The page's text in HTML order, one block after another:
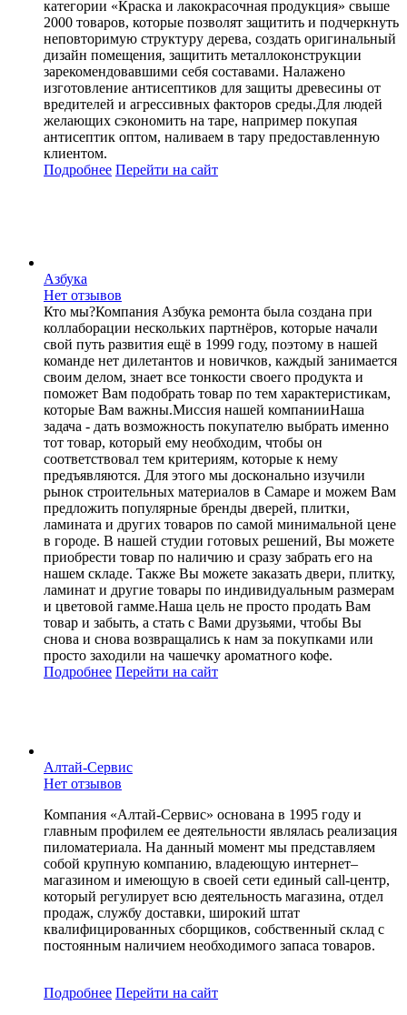
категории «Краска и лакокрасочная продукция» свыше
2000 товаров, которые позволят защитить и подчеркнуть
неповторимую структуру дерева, создать оригинальный
дизайн помещения, защитить металлоконструкции
зарекомендовавшими себя составами. Налажено
изготовление антисептиков для защиты древесины от
вредителей и агрессивных факторов среды.Для людей
желающих сэкономить на таре, например покупая
антисептик оптом, наливаем в тару предоставленную
клиентом.
Подробнее Перейти на сайт
Азбука
Нет отзывов
Кто мы?Компания Азбука ремонта была создана при
коллаборации нескольких партнёров, которые начали
свой путь развития ещё в 1999 году, поэтому в нашей
команде нет дилетантов и новичков, каждый занимается
своим делом, знает все тонкости своего продукта и
поможет Вам подобрать товар по тем характеристикам,
которые Вам важны.Миссия нашей компанииНаша
задача - дать возможность покупателю выбрать именно
тот товар, который ему необходим, чтобы он
соответствовал тем критериям, которые к нему
предъявляются. Для этого мы досконально изучили
рынок строительных материалов в Самаре и можем Вам
предложить популярные бренды дверей, плитки,
ламината и других товаров по самой минимальной цене
в городе. В нашей студии готовых решений, Вы можете
приобрести товар по наличию и сразу забрать его на
нашем складе. Также Вы можете заказать двери, плитку,
ламинат и другие товары по индивидуальным размерам
и цветовой гамме.Наша цель не просто продать Вам
товар и забыть, а стать с Вами друзьями, чтобы Вы
снова и снова возвращались к нам за покупками или
просто заходили на чашечку ароматного кофе.
Подробнее Перейти на сайт
Алтай-Сервис
Нет отзывов
Компания «Алтай-Сервис» основана в 1995 году и
главным профилем ее деятельности являлась реализация
пиломатериала. На данный момент мы представляем
собой крупную компанию, владеющую интернет–
магазином и имеющую в своей сети единый call-центр,
который регулирует всю деятельность магазина, отдел
продаж, службу доставки, широкий штат
квалифицированных сборщиков, собственный склад c
постоянным наличием необходимого запаса товаров.
Подробнее Перейти на сайт